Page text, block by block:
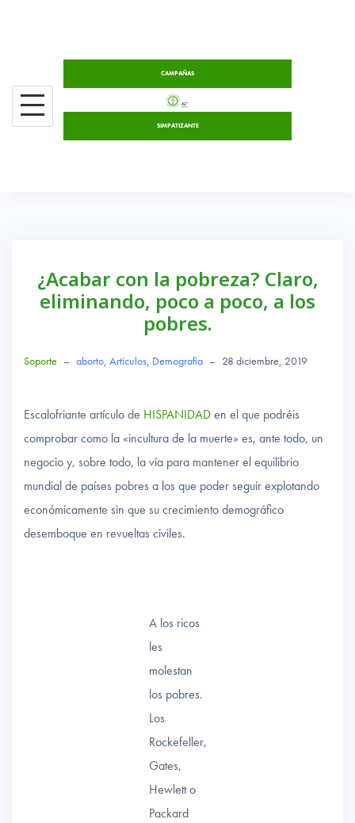
CAMPAÑAS
SIMPATIZANTE
¿Acabar con la pobreza? Claro,
eliminando, poco a poco, a los
pobres.
Soporte – aborto, Artículos, Demografía – 28 diciembre, 2019
Escalofriante artículo de HISPANIDADen el que podréis
comprobar como la «incultura de la muerte» es, ante todo, un
negocio y, sobre todo, la vía para mantener el equilibrio
mundial de países pobres a los que poder seguir explotando
económicamente sin que su crecimiento demográfico
desemboque en revueltas civiles.
A los ricos
les
molestan
los pobres.
Los
Rockefeller,
Gates,
Hewlett o
Packard